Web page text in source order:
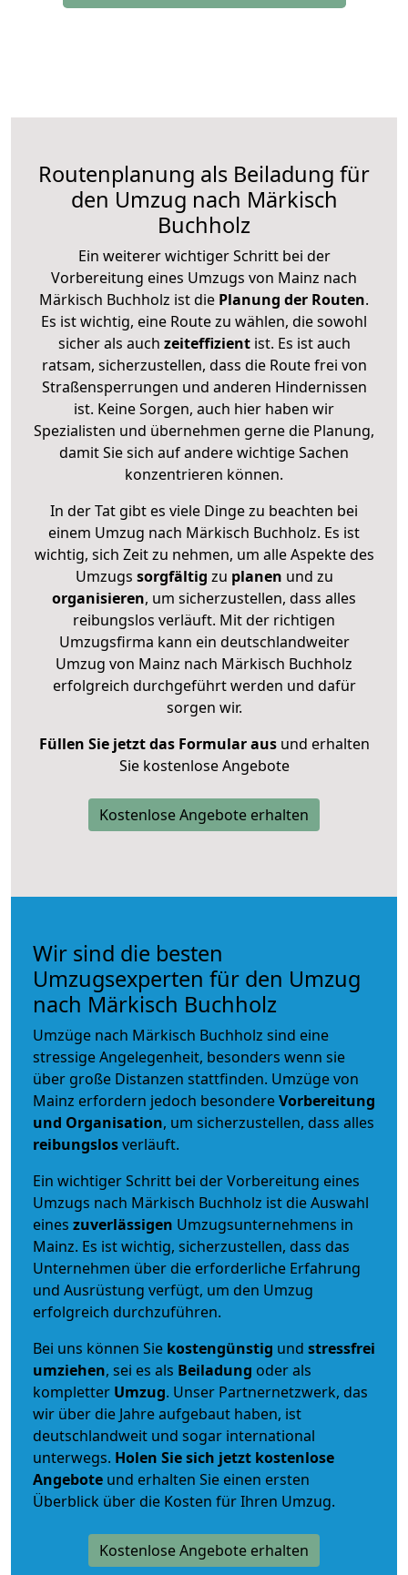
Routenplanung als Beiladung für
den Umzug nach Märkisch
Buchholz
Ein weiterer wichtiger Schritt bei der
Vorbereitung eines Umzugs von Mainz nach
Märkisch Buchholz ist die Planung der Routen.
Es ist wichtig, eine Route zu wählen, die sowohl
sicher als auch zeiteffizientist. Es ist auch
ratsam, sicherzustellen, dass die Route frei von
Straßensperrungen und anderen Hindernissen
ist. Keine Sorgen, auch hier haben wir
Spezialisten und übernehmen gerne die Planung,
damit Sie sich auf andere wichtige Sachen
konzentrieren können.
In der Tat gibt es viele Dinge zu beachten bei
einem Umzug nach Märkisch Buchholz. Es ist
wichtig, sich Zeit zu nehmen, um alle Aspekte des
Umzugs sorgfältig zu planen und zu
organisieren, um sicherzustellen, dass alles
reibungslos verläuft. Mit der richtigen
Umzugsfirma kann ein deutschlandweiter
Umzug von Mainz nach Märkisch Buchholz
erfolgreich durchgeführt werden und dafür
sorgen wir.
Füllen Sie jetzt das Formular ausund erhalten
Sie kostenlose Angebote
Kostenlose Angebote erhalten
Wir sind die besten
Umzugsexperten für den Umzug
nach Märkisch Buchholz
Umzüge nach Märkisch Buchholz sind eine
stressige Angelegenheit, besonders wenn sie
über große Distanzen stattfinden. Umzüge von
Mainz erfordern jedoch besondereVorbereitung
und Organisation, um sicherzustellen, dass alles
reibungslosverläuft.
Ein wichtiger Schritt bei der Vorbereitung eines
Umzugs nach Märkisch Buchholz ist die Auswahl
eines zuverlässigen Umzugsunternehmens in
Mainz. Es ist wichtig, sicherzustellen, dass das
Unternehmen über die erforderliche Erfahrung
und Ausrüstung verfügt, um den Umzug
erfolgreich durchzuführen.
Bei uns können Sie kostengünstig und stressfrei
umziehen, sei es als Beiladung oder als
kompletter Umzug. Unser Partnernetzwerk, das
wir über die Jahre aufgebaut haben, ist
deutschlandweit und sogar international
unterwegs. Holen Sie sich jetzt kostenlose
Angebote und erhalten Sie einen ersten
Überblick über die Kosten für Ihren Umzug.
Kostenlose Angebote erhalten